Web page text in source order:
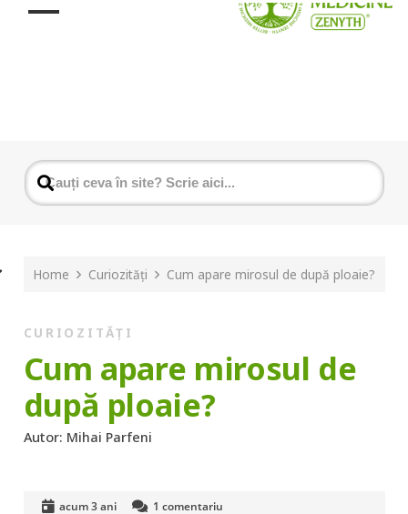
Home Curiozități Cum apare mirosul de după ploaie?
CURIOZITĂȚI
Cum apare mirosul de
după ploaie?
Autor: Mihai Parfeni
acum 3 ani 1 comentariu